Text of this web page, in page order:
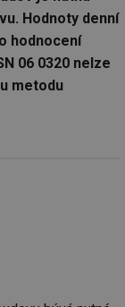
. Hodnoty denní
hodnocení
06 0320 nelze
metodu